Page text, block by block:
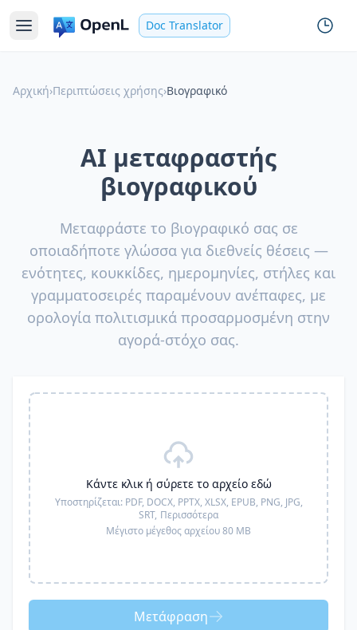
Doc Translator
Αρχική›Περιπτώσεις χρήσης›Βιογραφικό
AI μεταφραστής
βιογραφικού
Μεταφράστε το βιογραφικό σας σε
οποιαδήποτε γλώσσα για διεθνείς θέσεις —
ενότητες, κουκκίδες, ημερομηνίες, στήλες και
γραμματοσειρές παραμένουν ανέπαφες, με
ορολογία πολιτισμικά προσαρμοσμένη στην
αγορά-στόχο σας.
Κάντε κλικ ή σύρετε το αρχείο εδώ
Υποστηρίζεται: PDF, DOCX, PPTX, XLSX, EPUB, PNG, JPG,
SRT, Περισσότερα
Μέγιστο μέγεθος αρχείου 80 MB
Μετάφραση